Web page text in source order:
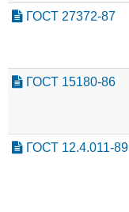
ГОСТ 27372-87
ГОСТ 15180-86
ГОСТ 12.4.011-89